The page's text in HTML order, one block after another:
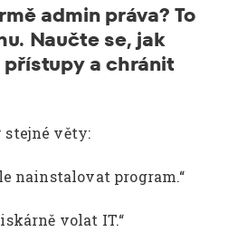
admin práva? To
Naučte se, jak
a chránit
věty:
nainstalovat program.“
volat IT.“